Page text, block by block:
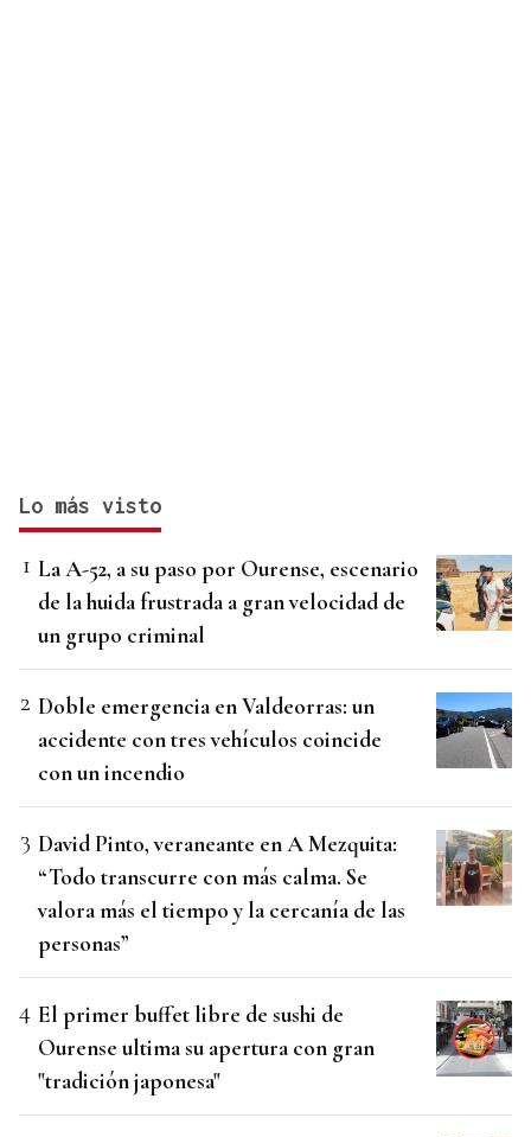
Lo más visto
La A-52, a su paso por Ourense, escenario
de la huida frustrada a gran velocidad de
un grupo criminal
Doble emergencia en Valdeorras: un
accidente con tres vehículos coincide
con un incendio
David Pinto, veraneante en A Mezquita:
“Todo transcurre con más calma. Se
valora más el tiempo y la cercanía de las
personas”
El primer buffet libre de sushi de
Ourense ultima su apertura con gran
"tradición japonesa"